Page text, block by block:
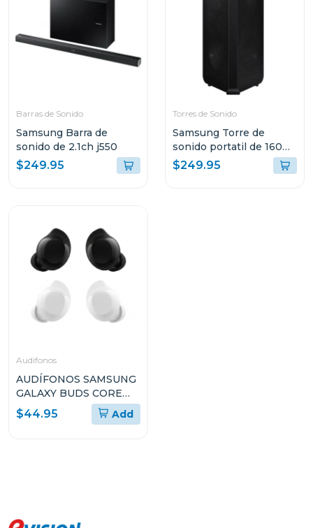
Barras de Sonido
Samsung Barra de
sonido de 2.1ch j550
$249.95
Torres de Sonido
Samsung Torre de
sonido portatil de 160w
mxst40b
$249.95
Audifonos
AUDÍFONOS SAMSUNG
GALAXY BUDS CORE
SMR410N
$44.95 Add